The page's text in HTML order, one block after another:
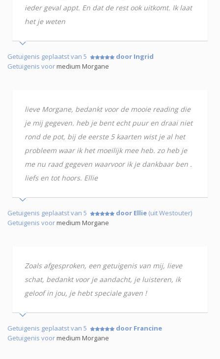
ieder geval appt. En dat de rest ook uitkomt. Ik laat
het je weten
Getuigenis geplaatst van 5
door Ingrid
Getuigenis voormedium Morgane
lieve Morgane, bedankt voor de mooie reading die
je mij gegeven. heb je bent echt puur en draai niet
rond de pot, bij de eerste 5 kaarten wist je al het
probleem waar ik het moeilijk mee heb. zo heb je
me nu raad gegeven waarvoor ik je dankbaar ben .
liefs en tot hoors. Ellie
Getuigenis geplaatst van 5 door Ellie (uit Westouter)
Getuigenis voormedium Morgane
Zoals afgesproken, een getuigenis van mij, lieve
schat, bedankt voor je aandacht, je luisteren, ik
geloof in jou, je hebt speciale gaven !
Getuigenis geplaatst van 5
door Francine
Getuigenis voormedium Morgane